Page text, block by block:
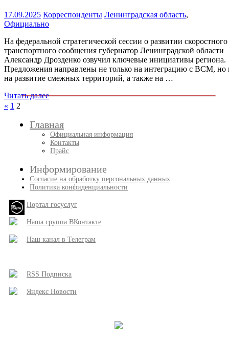
17.09.2025 Корреспонденты Ленинградская область,
Официально
На федеральной стратегической сессии о развитии скоростного
транспортного сообщения губернатор Ленинградской области
Александр Дрозденко озвучил ключевые инициативы региона.
Предложения направлены не только на интеграцию с ВСМ, но
на развитие смежных территорий, а также на …
Читать далее
Пагинация
записей
« Пред.
1 2
Главная
Официальная информация
Контакты
Прайс
Информирование
Согласие на обработку персональных данных
Политика конфиденциальности
Портал госуслуг
Наша группа ВКонтакте
Наш канал в Телеграм
RSS Подписка
Яндекс Новости